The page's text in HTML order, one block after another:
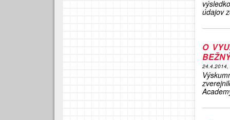
údajov
O
24.4.2014,